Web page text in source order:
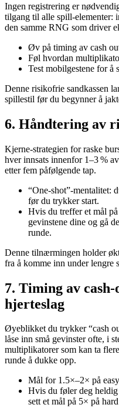
Ingen registrering er
tilgang til alle spill-elementer:
den samme RNG som driver
Øv på timing av cash
Føl hvordan
Test mobilgestene for å
Denne risikofrie sandkassen
spillestil før du begynner å
6. Håndtering av
Kjerne-strategien for raske
hver innsats innenfor 1–3 %
etter fem påfølgende tap.
“One‑shot”-mentalitet:
før du trykker start.
Hvis du treffer et mål
gevinstene dine og gå
runde.
Denne tilnærmingen holder
fra å komme inn under lengre
7. Timing av
hjerteslag
Øyeblikket du trykker “cash
låse inn små gevinster ofte, i
multiplikatorer som kan ta
runde å dukke opp.
Mål for 1.5×–2× på
Hvis du føler deg
sett et mål på 5× på